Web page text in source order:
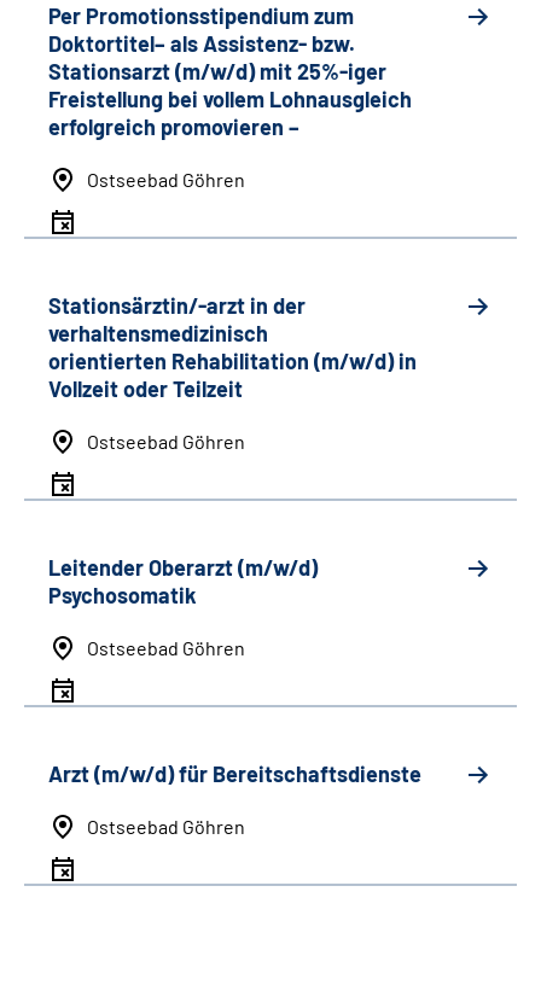
Per Promotionsstipendium zum
Doktortitel– als Assistenz- bzw.
Stationsarzt (m/w/d) mit 25%-iger
Freistellung bei vollem Lohnausgleich
erfolgreich promovieren –
Ostseebad Göhren
Stationsärztin/-arzt in der
verhaltensmedizinisch
orientierten Rehabilitation (m/w/d) in
Vollzeit oder Teilzeit
Ostseebad Göhren
Leitender Oberarzt (m/w/d)
Psychosomatik
Ostseebad Göhren
Arzt (m/w/d) für Bereitschaftsdienste
Ostseebad Göhren